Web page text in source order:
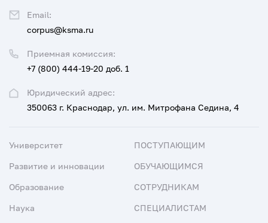
Юридический адрес:
350063 г. Краснодар, ул. им. Митрофана Седина, 4
Приемная комиссия:
+7 (800) 444-19-20 доб. 1
Email:
corpus@ksma.ru
Университет
Развитие и инновации
Образование
Наука
ПОСТУПАЮЩИМ
ОБУЧАЮЩИМСЯ
СОТРУДНИКАМ
СПЕЦИАЛИСТАМ